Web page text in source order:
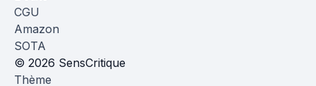
CGU
Amazon
SOTA
© 2026 SensCritique
Thème